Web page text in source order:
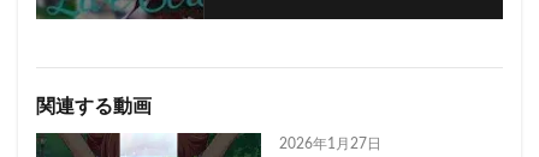
関連する動画
2026年1月27日